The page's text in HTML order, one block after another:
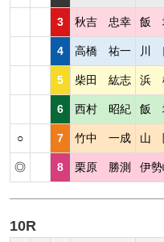
3 秋吉 忠幸 飯
4 高橋 祐一 川
5 柴田 紘志 浜
6 西村 昭紀 飯
○ 7 竹中 一成 山
◎ 8 栗原 勝測 伊
10R